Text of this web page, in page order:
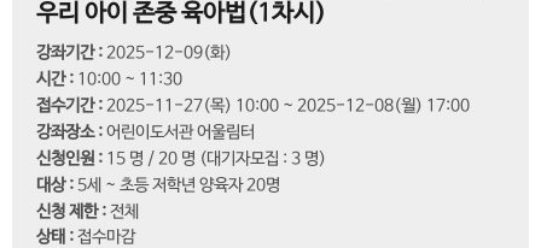
책배달(택배) 서비스
책이음서비스
열람실 좌석현황
사물함이용신청
읽는 사람 공모전
동아리 마당
칭찬합시다
자주하는질문(FAQ)
도서 기증
추천 도서 게시판
나의문화행사
회원정보변경
회원탈퇴
연혁및조직
찾아오시는길
우리 아이 존중 육아법(1차시)
강좌기간 : 2025-12-09(화)
시간 : 10:00 ~ 11:30
접수기간 : 2025-11-27(목) 10:00 ~ 2025-12-08(월) 17:00
강좌장소 : 어린이도서관 어울림터
신청인원 : 15 명 / 20 명 (대기자모집 : 3 명)
대상 : 5세 ~ 초등 저학년 양육자 20명
신청 제한 : 전체
상태 : 접수마감